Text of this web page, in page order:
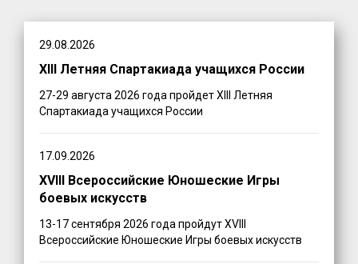
29.08.2026
XIII Летняя Спартакиада учащихся России
27-29 августа 2026 года пройдет XIII Летняя
Спартакиада учащихся России
17.09.2026
XVIII Всероссийские Юношеские Игры
боевых искусств
13-17 сентября 2026 года пройдут XVIII
Всероссийские Юношеские Игры боевых искусств